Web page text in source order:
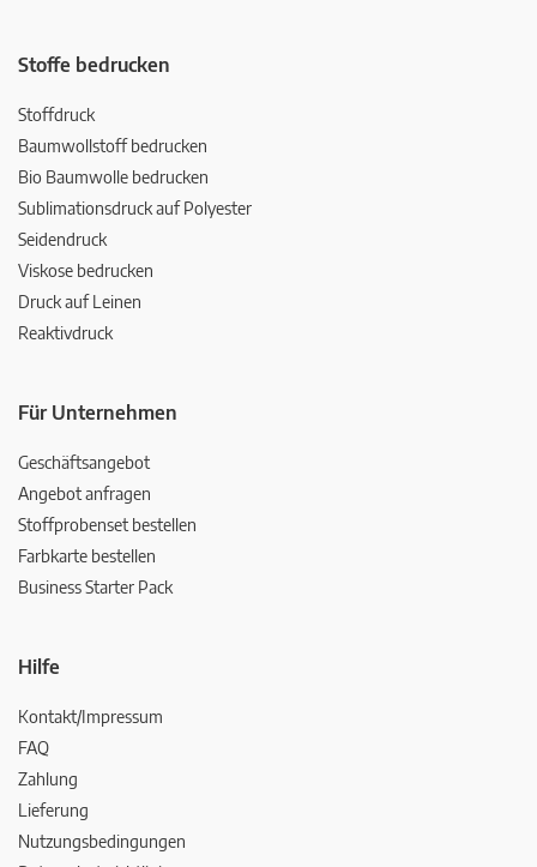
Stoffe bedrucken
Stoffdruck
Baumwollstoff bedrucken
Bio Baumwolle bedrucken
Sublimationsdruck auf Polyester
Seidendruck
Viskose bedrucken
Druck auf Leinen
Reaktivdruck
Für Unternehmen
Geschäftsangebot
Angebot anfragen
Stoffprobenset bestellen
Farbkarte bestellen
Business Starter Pack
Hilfe
Kontakt/Impressum
FAQ
Zahlung
Lieferung
Nutzungsbedingungen